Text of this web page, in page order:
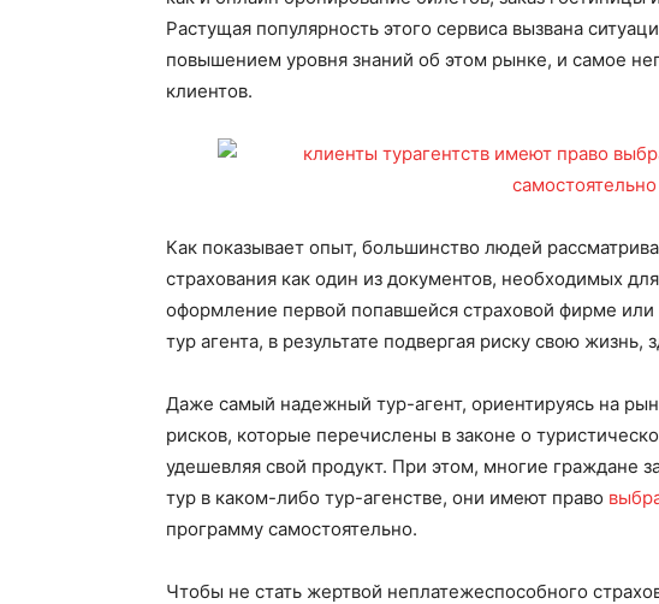
Растущая популярность этого сервиса вызвана
повышением уровня знаний об этом рынке, и самое
клиентов.
Как показывает опыт, большинство людей
страхования как один из документов, необходимых для
оформление первой попавшейся страховой фирме
тур агента, в результате подвергая риску свою жизнь,
Даже самый надежный тур-агент, ориентируясь на
рисков, которые перечислены в законе о
удешевляя свой продукт. При этом, многие граждане
тур в каком-либо тур-агенстве, они имеют право
программу самостоятельно.
Чтобы не стать жертвой неплатежеспособного